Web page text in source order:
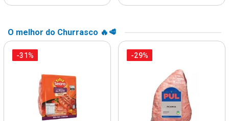
O melhor do Churrasco 🔥🥩
-31% -29%